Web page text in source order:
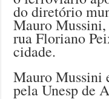
do diretório
Mauro Mussini,
rua Floriano
cidade.
Mauro Mussini
pela Unesp de